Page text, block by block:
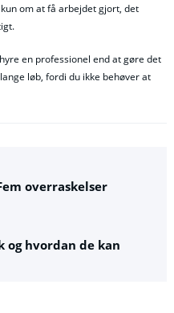
om at få arbejdet gjort, det
en professionel end at gøre det
løb, fordi du ikke behøver at
overraskelser
hvordan de kan